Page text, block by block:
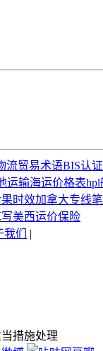
流贸易术语BIS认证
运输海运价格表hpl
时效加拿大专线
美西运价保险
们
|
措施处理